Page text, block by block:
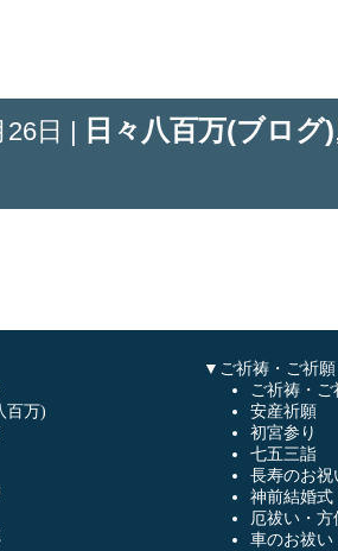
日 | 日々八百万(ブログ)
百万)
▼ご祈祷・ご祈願
ご祈祷・ご
安産祈願
初宮参り
七五三詣
長寿のお祝
神前結婚式
厄祓い・方
車のお祓い